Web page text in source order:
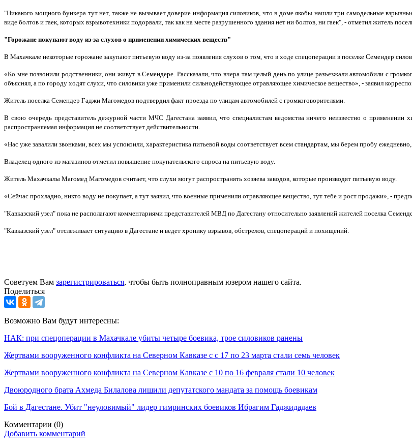
"Никакого мощного бункера тут нет, также не вызывает доверие информация силовиков, что в доме якобы нашли три самодельные
виде болтов и гаек, которых взрывотехники подорвали, так как на месте разрушенного здания нет ни болтов, ни гаек", - отметил житель
"Горожане покупают воду из-за слухов о применении химических веществ"
В Махачкале некоторые горожане закупают питьевую воду из-за появления слухов о том, что в ходе спецоперации в поселке Семендер
«Ко мне позвонили родственники, они живут в Семендере. Рассказали, что вчера там целый день по улице разъезжали автомобили с
объяснял, а по городу ходят слухи, что силовики уже применили сильнодействующее отравляющее химическое вещество», - заявил
Житель поселка Семендер Гаджи Магомедов подтвердил факт проезда по улицам автомобилей с громкоговорителями.
В свою очередь представитель дежурной части МЧС Дагестана заявил, что специалистам ведомства ничего неизвестно о
распространяемая информация не соответствует действительности.
«Нас уже завалили звонками, всех мы успокоили, характеристика питьевой воды соответствует всем стандартам, мы берем пробу
Владелец одного из магазинов отметил повышение покупательского спроса на питьевую воду.
Житель Махачкалы Магомед Магомедов считает, что слухи могут распространять хозяева заводов, которые производят питьевую воду.
«Сейчас прохладно, никто воду не покупает, а тут заявил, что военные применили отравляющее вещество, тут тебе и рост продажи», -
"Кавказский узел" пока не располагают комментариями представителей МВД по Дагестану относительно заявлений жителей поселка
"Кавказский узел" отслеживает ситуацию в Дагестане и ведет хронику взрывов, обстрелов, спецопераций и похищений.
Советуем Вам зарегистрироваться, чтобы быть полноправным юзером нашего сайта.
Поделиться
Возможно Вам будут интересны:
НАК: при спецоперации в Махачкале убиты четыре боевика, трое силовиков ранены
Жертвами вооруженного конфликта на Северном Кавказе с с 17 по 23 марта стали семь человек
Жертвами вооруженного конфликта на Северном Кавказе с 10 по 16 февраля стали 10 человек
Двоюродного брата Ахмеда Билалова лишили депутатского мандата за помощь боевикам
Бой в Дагестане. Убит "неуловимый" лидер гимринских боевиков Ибрагим Гаджидадаев
Комментарии (0)
Добавить комментарий